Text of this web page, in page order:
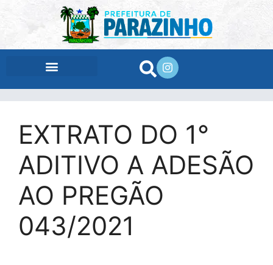
EXTRATO DO 1°
ADITIVO A ADESÃO
AO PREGÃO
043/2021